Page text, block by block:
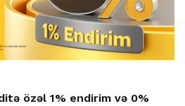
özəl 1% endirim və 0%